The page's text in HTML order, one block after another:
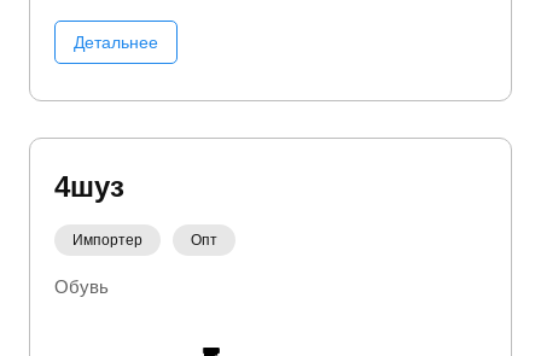
Детальнее
4шуз
Импортер Опт
Обувь